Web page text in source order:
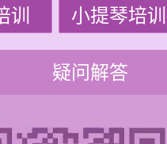
训 小提琴培训
疑问解答